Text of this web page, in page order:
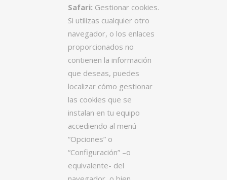
Safari: Gestionar cookies.
Si utilizas cualquier otro
navegador, o los enlaces
proporcionados no
contienen la información
que deseas, puedes
localizar cómo gestionar
las cookies que se
instalan en tu equipo
accediendo al menú
“Opciones” o
“Configuración” –o
equivalente- del